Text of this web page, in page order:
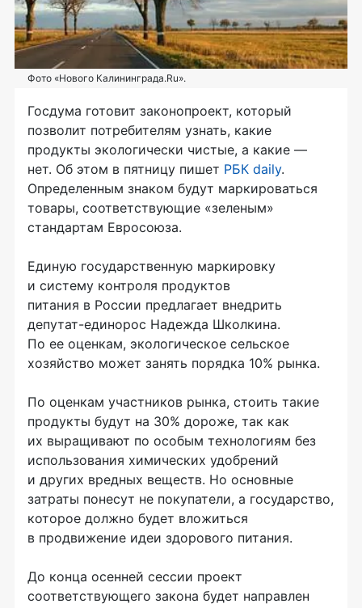
Фото «Нового Калининграда.Ru».
Госдума готовит законопроект, который
позволит потребителям узнать, какие
продукты экологически чистые, а какие —
нет. Об этом в пятницу пишет РБК daily.
Определенным знаком будут маркироваться
товары, соответствующие «зеленым»
стандартам Евросоюза.
Единую государственную маркировку
и систему контроля продуктов
питания в России предлагает внедрить
депутат-единорос Надежда Школкина.
По ее оценкам, экологическое сельское
хозяйство может занять порядка 10% рынка.
По оценкам участников рынка, стоить такие
продукты будут на 30% дороже, так как
их выращивают по особым технологиям без
использования химических удобрений
и других вредных веществ. Но основные
затраты понесут не покупатели, а государство,
которое должно будет вложиться
в продвижение идеи здорового питания.
До конца осенней сессии проект
соответствующего закона будет направлен